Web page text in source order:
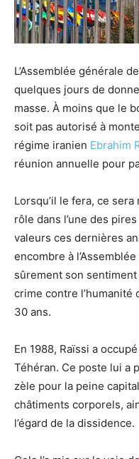
L’Assemblée générale
quelques jours de
masse. À moins que le
soit pas autorisé à
régime iranien Ebrahim
réunion annuelle pour
Lorsqu’il le fera, ce
rôle dans l’une des
valeurs ces dernières
encombre à
sûrement son
crime contre l’humanité
30 ans.
En 1988, Raïssi a
Téhéran. Ce poste lui a
zèle pour la peine
châtiments corporels,
l’égard de la dissidence.